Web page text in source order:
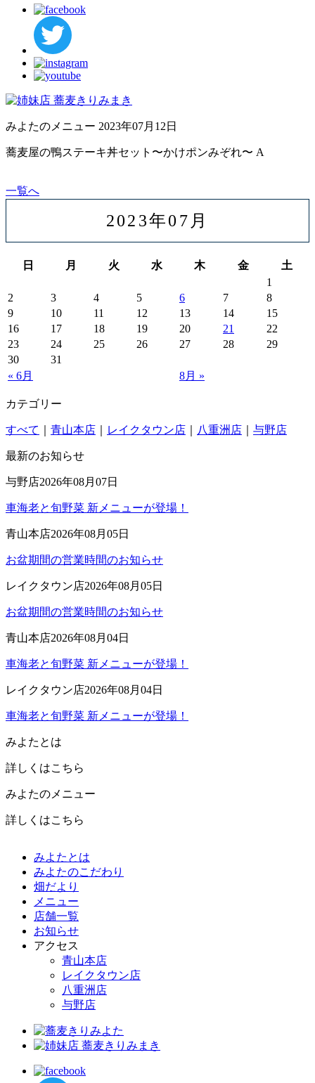
みよたのメニュー 2023年07月12日
蕎麦屋の鴨ステーキ丼セット〜かけポンみぞれ〜 A
一覧へ
2023年07月
日 月 火 水 木 金 土
« 6月 8月 »
1
2
3 4 5 6 7
8
9
10 11 12 13 14
15
16
17 18 19 20 21
22
23
24 25 26 27 28
29
30
31
カテゴリー
すべて 青山本店 レイクタウン店 八重洲店 与野店
最新のお知らせ
与野店2026年08月07日
車海老と旬野菜 新メニューが登場！
青山本店2026年08月05日
お盆期間の営業時間のお知らせ
レイクタウン店2026年08月05日
お盆期間の営業時間のお知らせ
青山本店2026年08月04日
車海老と旬野菜 新メニューが登場！
レイクタウン店2026年08月04日
車海老と旬野菜 新メニューが登場！
みよたとは
詳しくはこちら
みよたのメニュー
詳しくはこちら
みよたとは
みよたのこだわり
畑だより
メニュー
店舗一覧
お知らせ
アクセス
青山本店
レイクタウン店
八重洲店
与野店